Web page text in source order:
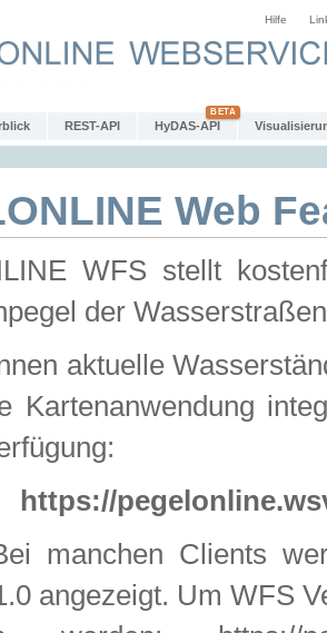
Hilfe
REST-API HyDAS-API
Web
WFS stellt
der
aktuelle
Kartenanwendung
https://
manchen Clients
angezeigt. Um WFS